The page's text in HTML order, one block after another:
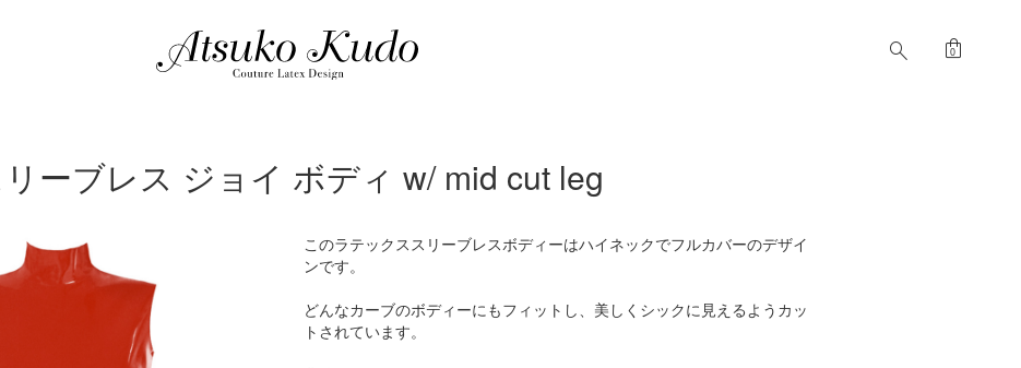
search shopping_bag
0
ーブレス ジョイ ボディ w/ mid cut leg
このラテックススリーブレスボディーはハイネックでフルカバーのデザイ
ンです。
どんなカーブのボディーにもフィットし、美しくシックに見えるようカッ
トされています。